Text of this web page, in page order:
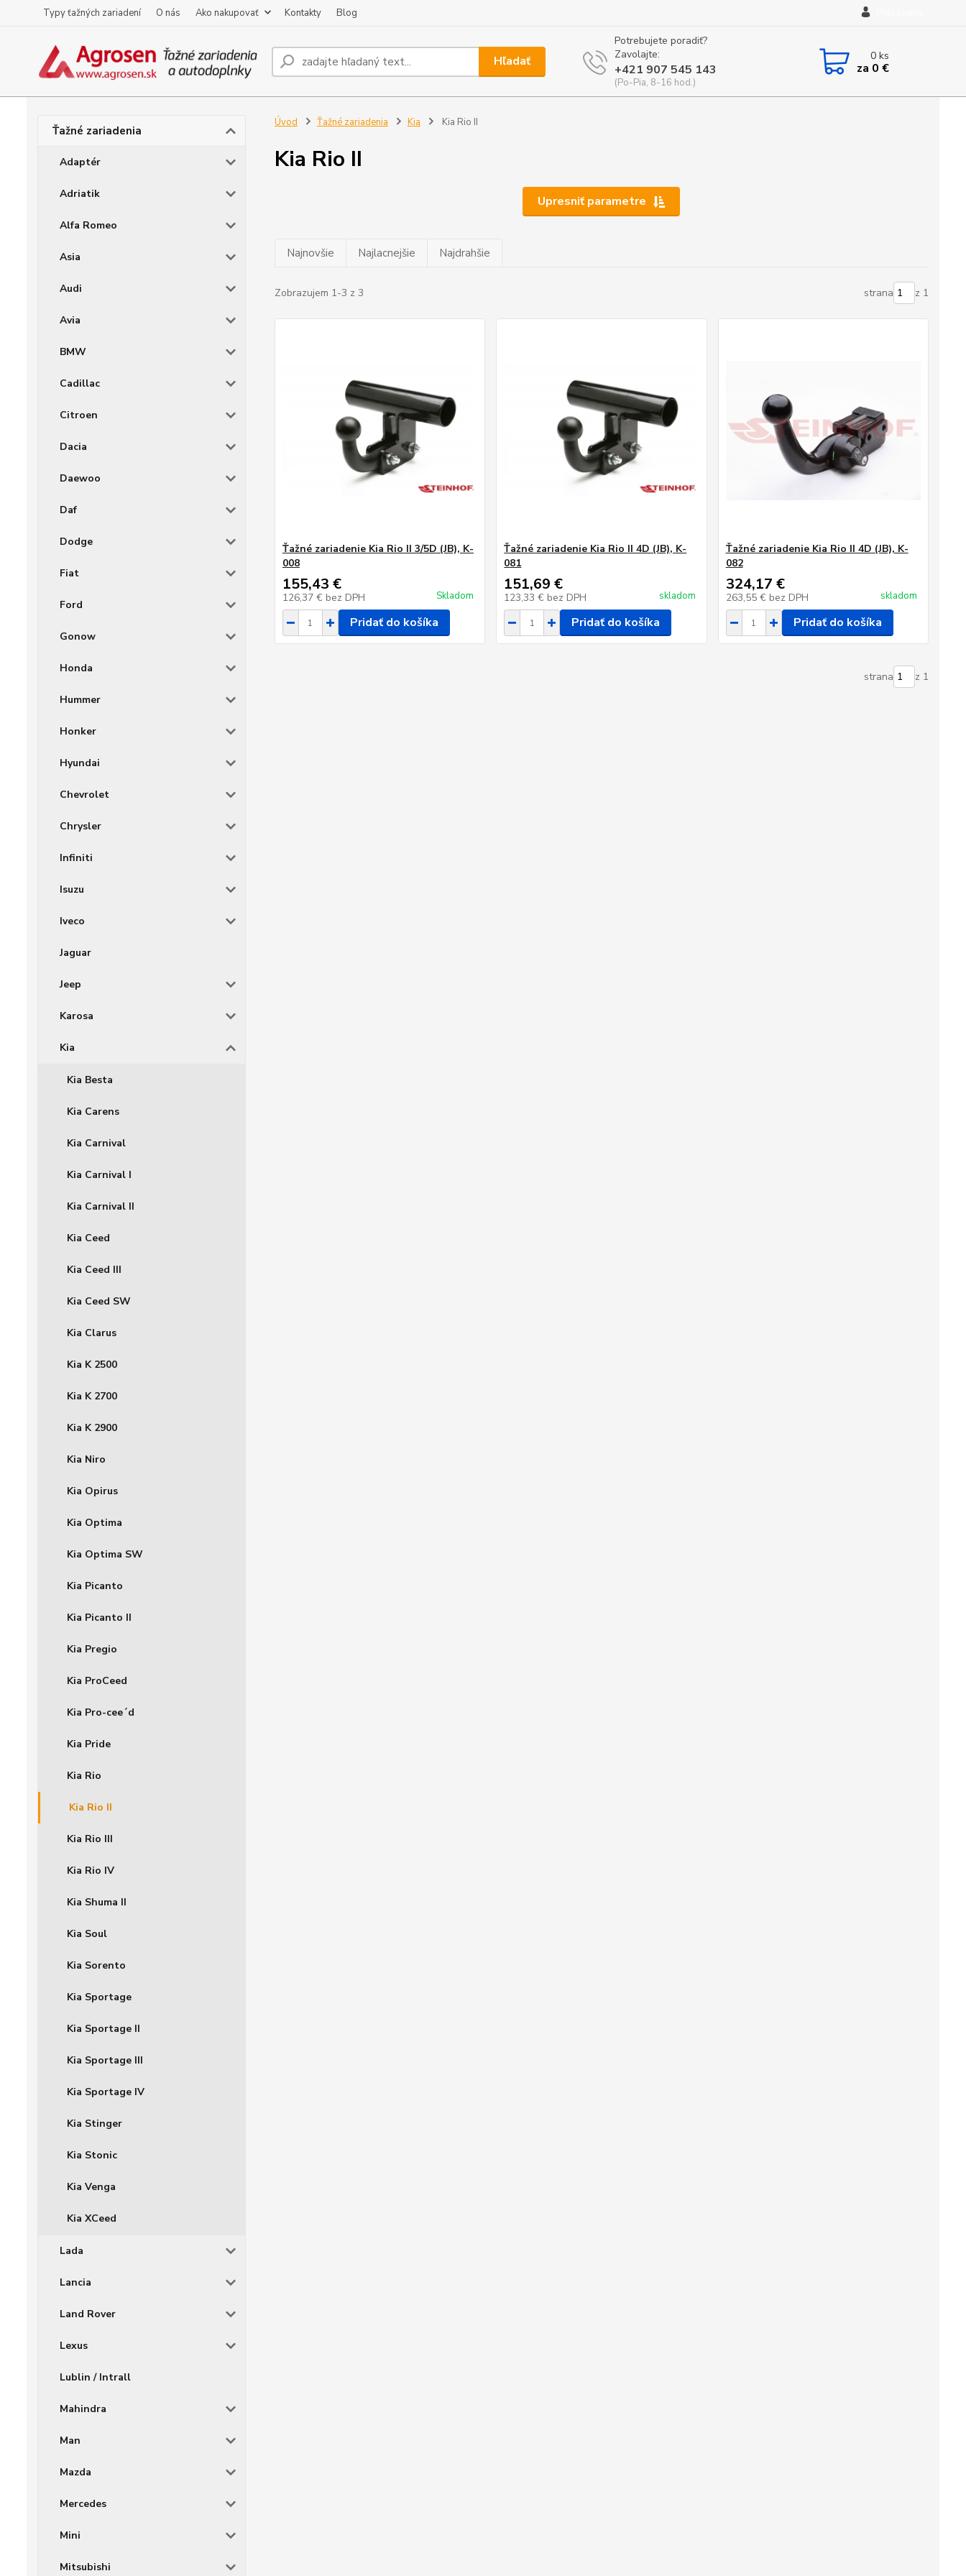
Typy ťažných zariadení O nás Ako nakupovať Kontakty Blog
Hľadať
Potrebujete poradiť?
Zavolajte:
+421 907 545 143
(Po-Pia, 8-16 hod.)
0ks
za 0 €
Ťažné zariadenia
Adaptér
Adriatik
Alfa Romeo
Asia
Audi
Avia
BMW
Cadillac
Citroen
Dacia
Daewoo
Daf
Dodge
Fiat
Ford
Gonow
Honda
Hummer
Honker
Hyundai
Chevrolet
Chrysler
Infiniti
Isuzu
Iveco
Jaguar
Jeep
Karosa
Kia
Kia Besta
Kia Carens
Kia Carnival
Kia Carnival I
Kia Carnival II
Kia Ceed
Kia Ceed III
Kia Ceed SW
Kia Clarus
Kia K 2500
Kia K 2700
Kia K 2900
Kia Niro
Kia Opirus
Kia Optima
Kia Optima SW
Kia Picanto
Kia Picanto II
Kia Pregio
Kia ProCeed
Kia Pro-cee´d
Kia Pride
Kia Rio
Kia Rio II
Kia Rio III
Kia Rio IV
Kia Shuma II
Kia Soul
Kia Sorento
Kia Sportage
Kia Sportage II
Kia Sportage III
Kia Sportage IV
Kia Stinger
Kia Stonic
Kia Venga
Kia XCeed
Lada
Lancia
Land Rover
Lexus
Lublin / Intrall
Mahindra
Man
Mazda
Mercedes
Mini
Mitsubishi
Úvod Ťažné zariadenia Kia Kia Rio II
Kia Rio II
Upresniť parametre
Najnovšie Najlacnejšie Najdrahšie
Zobrazujem 1-3 z 3 strana z 1
Ťažné zariadenie Kia Rio II 3/5D (JB), K-
008
155,43 €
126,37 € bez DPH Skladom
Pridať do košíka
Ťažné zariadenie Kia Rio II 4D (JB), K-
081
151,69 €
123,33 € bez DPH skladom
Pridať do košíka
Ťažné zariadenie Kia Rio II 4D (JB), K-
082
324,17 €
263,55 € bez DPH skladom
Pridať do košíka
strana z 1